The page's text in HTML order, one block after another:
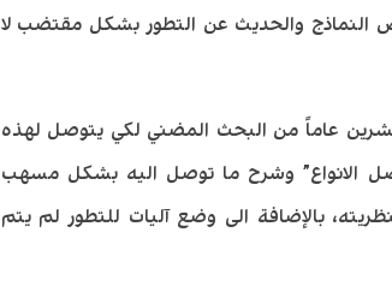
النماذج والحديث عن التطور بشكل مقتضب لا
عاماً من البحث المضني لكي يتوصل لهذه
الانواع” وشرح ما توصل اليه بشكل مسهب
بالإضافة الى وضع آليات للتطور لم يتم